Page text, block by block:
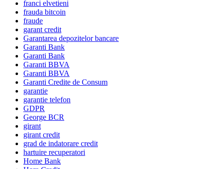
franci elvetieni
frauda bitcoin
fraude
garant credit
Garantarea depozitelor bancare
Garanti Bank
Garanti Bank
Garanti BBVA
Garanti BBVA
Garanti Credite de Consum
garantie
garantie telefon
GDPR
George BCR
girant
girant credit
grad de indatorare credit
hartuire recuperatori
Home Bank